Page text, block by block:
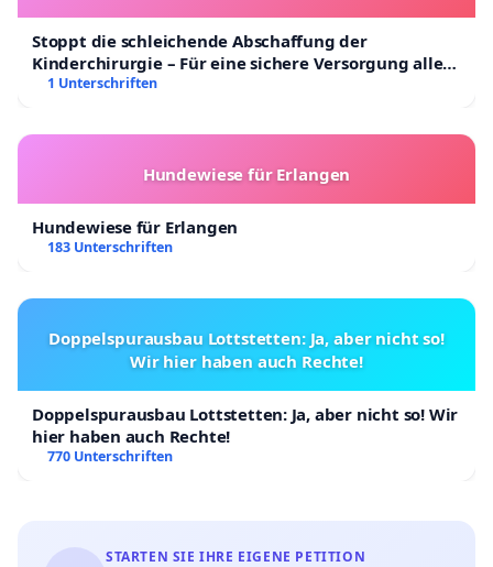
Stoppt die schleichende Abschaffung der
Kinderchirurgie – Für eine sichere Versorgung aller
Kinder in Deutschland
1 Unterschriften
Hundewiese für Erlangen
Hundewiese für Erlangen
183 Unterschriften
Doppelspurausbau Lottstetten: Ja, aber nicht so!
Wir hier haben auch Rechte!
Doppelspurausbau Lottstetten: Ja, aber nicht so! Wir
hier haben auch Rechte!
770 Unterschriften
STARTEN SIE IHRE EIGENE PETITION